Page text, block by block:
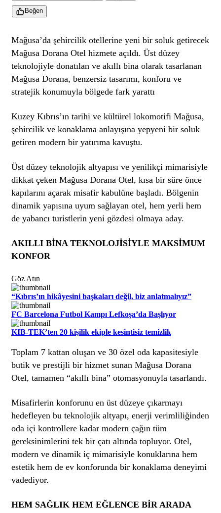
Beğen
Mağusa’da şehircilik otellerine yeni bir soluk getirecek
Mağusa Dorana Otel hizmete açıldı. Üst düzey
teknolojiyle donatılan ve akıllı bina olarak tasarlanan
Mağusa Dorana, benzersiz tasarımı, konforu ve
stratejik konumuyla bölgede fark yarattı
Kuzey Kıbrıs’ın tarihi ve kültürel lokomotifi Mağusa,
şehircilik ve konaklama anlayışına yepyeni bir soluk
getiren modern bir yatırıma kavuştu.
Üst düzey teknolojik altyapısı ve yenilikçi mimarisiyle
dikkat çeken Mağusa Dorana Otel, kısa bir süre önce
kapılarını açarak misafir kabulüne başladı. Bölgenin
dinamik yapısına uyum sağlayan otel, hem yerli hem
de yabancı turistlerin yeni gözdesi olmaya aday.
AKILLI BİNA TEKNOLOJİSİYLE MAKSİMUM
KONFOR
Göz Atın
“Kıbrıs’ın hikâyesini başkaları değil, biz anlatmalıyız”
FC Barcelona Futbol Kampı Lefkoşa’da Başlıyor
KIB-TEK’ten 20 kişilik ekiple kesintisiz temizlik
Toplam 7 kattan oluşan ve 30 özel oda kapasitesiyle
butik ve prestijli bir hizmet sunan Mağusa Dorana
Otel, tamamen “akıllı bina” otomasyonuyla tasarlandı.
Misafirlerin konforunu en üst düzeye çıkarmayı
hedefleyen bu teknolojik altyapı, enerji verimliliğinden
oda içi kontrollere kadar modern çağın tüm
gereksinimlerini tek bir çatı altında topluyor. Otel,
modern ve dinamik iç mimarisiyle konuklarına hem
estetik hem de ev konforunda bir konaklama deneyimi
vadediyor.
HEM SAĞLIK HEM EĞLENCE BİR ARADA